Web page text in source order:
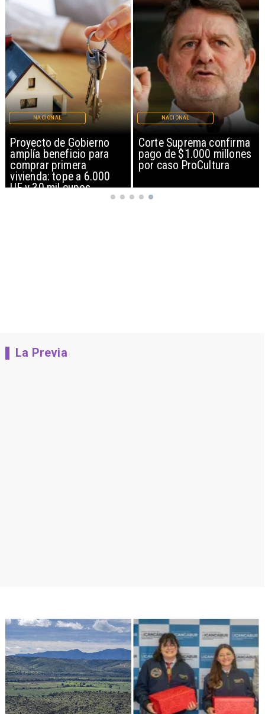
Proyecto de Gobierno
amplía beneficio para
comprar primera
vivienda: tope a 6.000
UF y 30 mil cupos
NACIONAL
Corte Suprema confirma
pago de $1.000 millones
por caso ProCultura
NACIONAL
La Previa